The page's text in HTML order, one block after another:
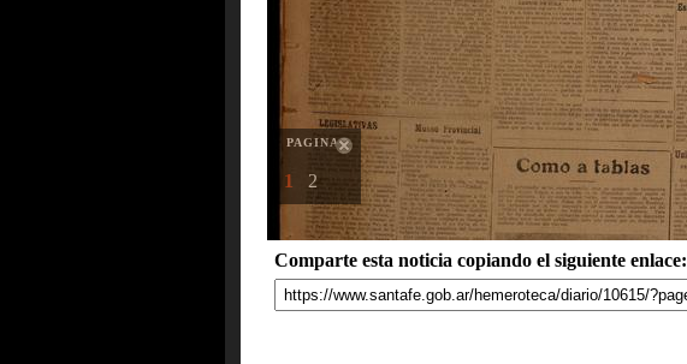
PAGINAS
1 2
Comparte esta noticia copiando el siguiente enlace: